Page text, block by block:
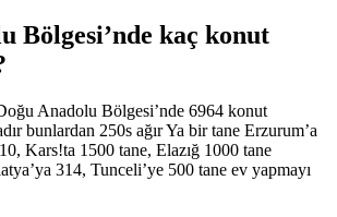
Bölgesi’nde kaç konut
Anadolu Bölgesi’nde 6964 konut
bunlardan 250s ağır Ya bir tane Erzurum’a
Kars!ta 1500 tane, Elazığ 1000 tane
314, Tunceli’ye 500 tane ev yapmayı